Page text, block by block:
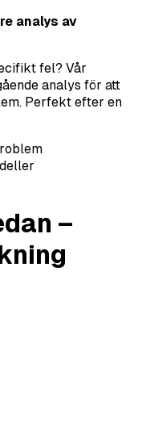
analys av
fel? Vår
analys för att
Perfekt efter en
–